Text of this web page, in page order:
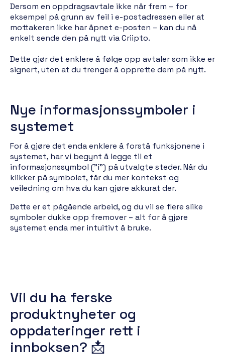
Dersom en oppdragsavtale ikke når frem – for
eksempel på grunn av feil i e-postadressen eller at
mottakeren ikke har åpnet e-posten – kan du nå
enkelt sende den på nytt via Criipto.
Dette gjør det enklere å følge opp avtaler som ikke er
signert, uten at du trenger å opprette dem på nytt.
Nye informasjonssymboler i
systemet
For å gjøre det enda enklere å forstå funksjonene i
systemet, har vi begynt å legge til et
informasjonssymbol (”i”) på utvalgte steder. Når du
klikker på symbolet, får du mer kontekst og
veiledning om hva du kan gjøre akkurat der.
Dette er et pågående arbeid, og du vil se flere slike
symboler dukke opp fremover – alt for å gjøre
systemet enda mer intuitivt å bruke.
Vil du ha ferske
produktnyheter og
oppdateringer rett i
innboksen? 📩